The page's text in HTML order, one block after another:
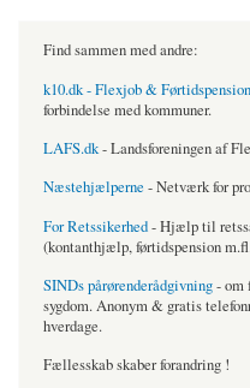
Find sammen med andre:
k10.dk - Flexjob & Førtidspension
forbindelse med kommuner.
LAFS.dk- Landsforeningen af
Næstehjælperne - Netværk for
For Retssikerhed- Hjælp til
(kontanthjælp, førtidspension
SINDs pårørenderådgivning- om
sygdom. Anonym & gratis
hverdage.
Fællesskab skaber forandring !